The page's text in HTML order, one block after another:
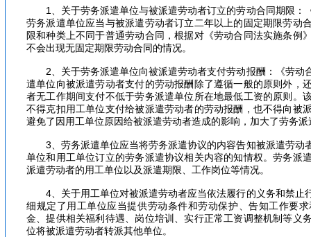
1、关于劳务派遣单位与被派遣劳动者订立的劳动合同期限：
劳务派遣单位应当与被派遣劳动者订立二年以上的固定期限劳动
限和种类上不同于普通劳动合同，根据对《劳动合同法实施条例
不会出现无固定期限劳动合同的情况。
2、关于劳务派遣单位向被派遣劳动者支付劳动报酬：《劳动
遣单位向被派遣劳动者支付的劳动报酬除了遵循一般的原则外，
者无工作期间支付不低于劳务派遣单位所在地最低工资的原则。
不得克扣用工单位支付给被派遣劳动者的劳动报酬，也不得向被
避免了因用工单位原因给被派遣劳动者造成的影响，加大了劳务
3、劳务派遣单位应当将劳务派遣协议的内容告知被派遣劳动
单位和用工单位订立的劳务派遣协议相关内容的知情权。劳务派
派遣劳动者的用工单位以及派遣期限、工作岗位等情况。
4、关于用工单位对被派遣劳动者应当依法履行的义务和禁止
细规定了用工单位应当提供劳动条件和劳动保护、告知工作要
金、提供相关福利待遇、岗位培训、实行正常工资调整机制等义
位将被派遣劳动者转派其他单位。